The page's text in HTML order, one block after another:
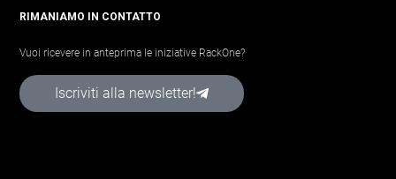
RIMANIAMO IN CONTATTO
Vuoi ricevere in anteprima le iniziative RackOne?
Iscriviti alla newsletter!